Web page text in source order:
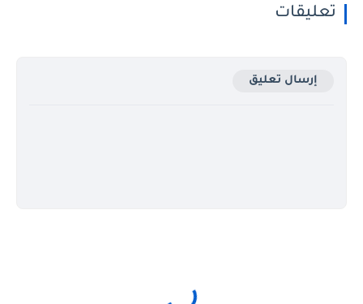
تعليقات
إرسال تعليق